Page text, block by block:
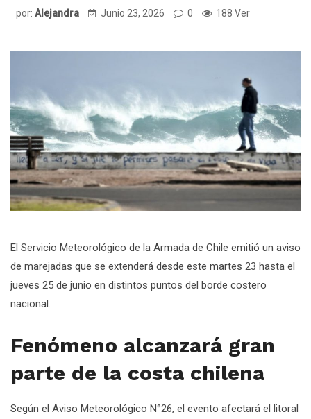
por: Alejandra Junio 23, 2026 0 188 Ver
El Servicio Meteorológico de la Armada de Chile emitió un aviso
de marejadas que se extenderá desde este martes 23 hasta el
jueves 25 de junio en distintos puntos del borde costero
nacional.
Fenómeno alcanzará gran
parte de la costa chilena
Según el Aviso Meteorológico N°26, el evento afectará el litoral